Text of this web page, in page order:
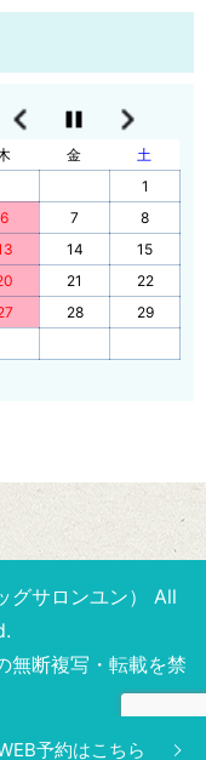
予約はこちら
金
土
1
6 7
8
14
15
21
22
28
29
サロンユン） All
無断複写・転載を禁